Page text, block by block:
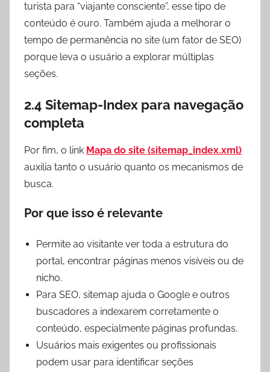
turista para “viajante consciente”, esse tipo de
conteúdo é ouro. Também ajuda a melhorar o
tempo de permanência no site (um fator de SEO)
porque leva o usuário a explorar múltiplas
seções.
2.4 Sitemap-Index para navegação
completa
Por fim, o link Mapa do site (sitemap_index.xml)
auxilia tanto o usuário quanto os mecanismos de
busca.
Por que isso é relevante
Permite ao visitante ver toda a estrutura do
portal, encontrar páginas menos visíveis ou de
nicho.
Para SEO, sitemap ajuda o Google e outros
buscadores a indexarem corretamente o
conteúdo, especialmente páginas profundas.
Usuários mais exigentes ou profissionais
podem usar para identificar seções